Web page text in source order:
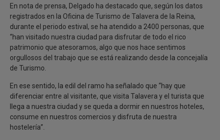
En nota de prensa, Delgado ha destacado que, según los datos
registrados en la Oficina de Turismo de Talavera de la Reina,
durante el periodo estival, se ha atendido a 2400 personas, que
“han visitado nuestra ciudad para disfrutar de todo el rico
patrimonio que atesoramos, algo que nos hace sentimos
orgullosos del trabajo que se está realizando desde la concejalía
de Turismo.
En ese sentido, la edil del ramo ha señalado que “hay que
diferenciar entre al visitante, que visita Talavera y el turista que
llega a nuestra ciudad y se queda a dormir en nuestros hoteles,
consume en nuestros comercios y disfruta de nuestra
hostelería”.